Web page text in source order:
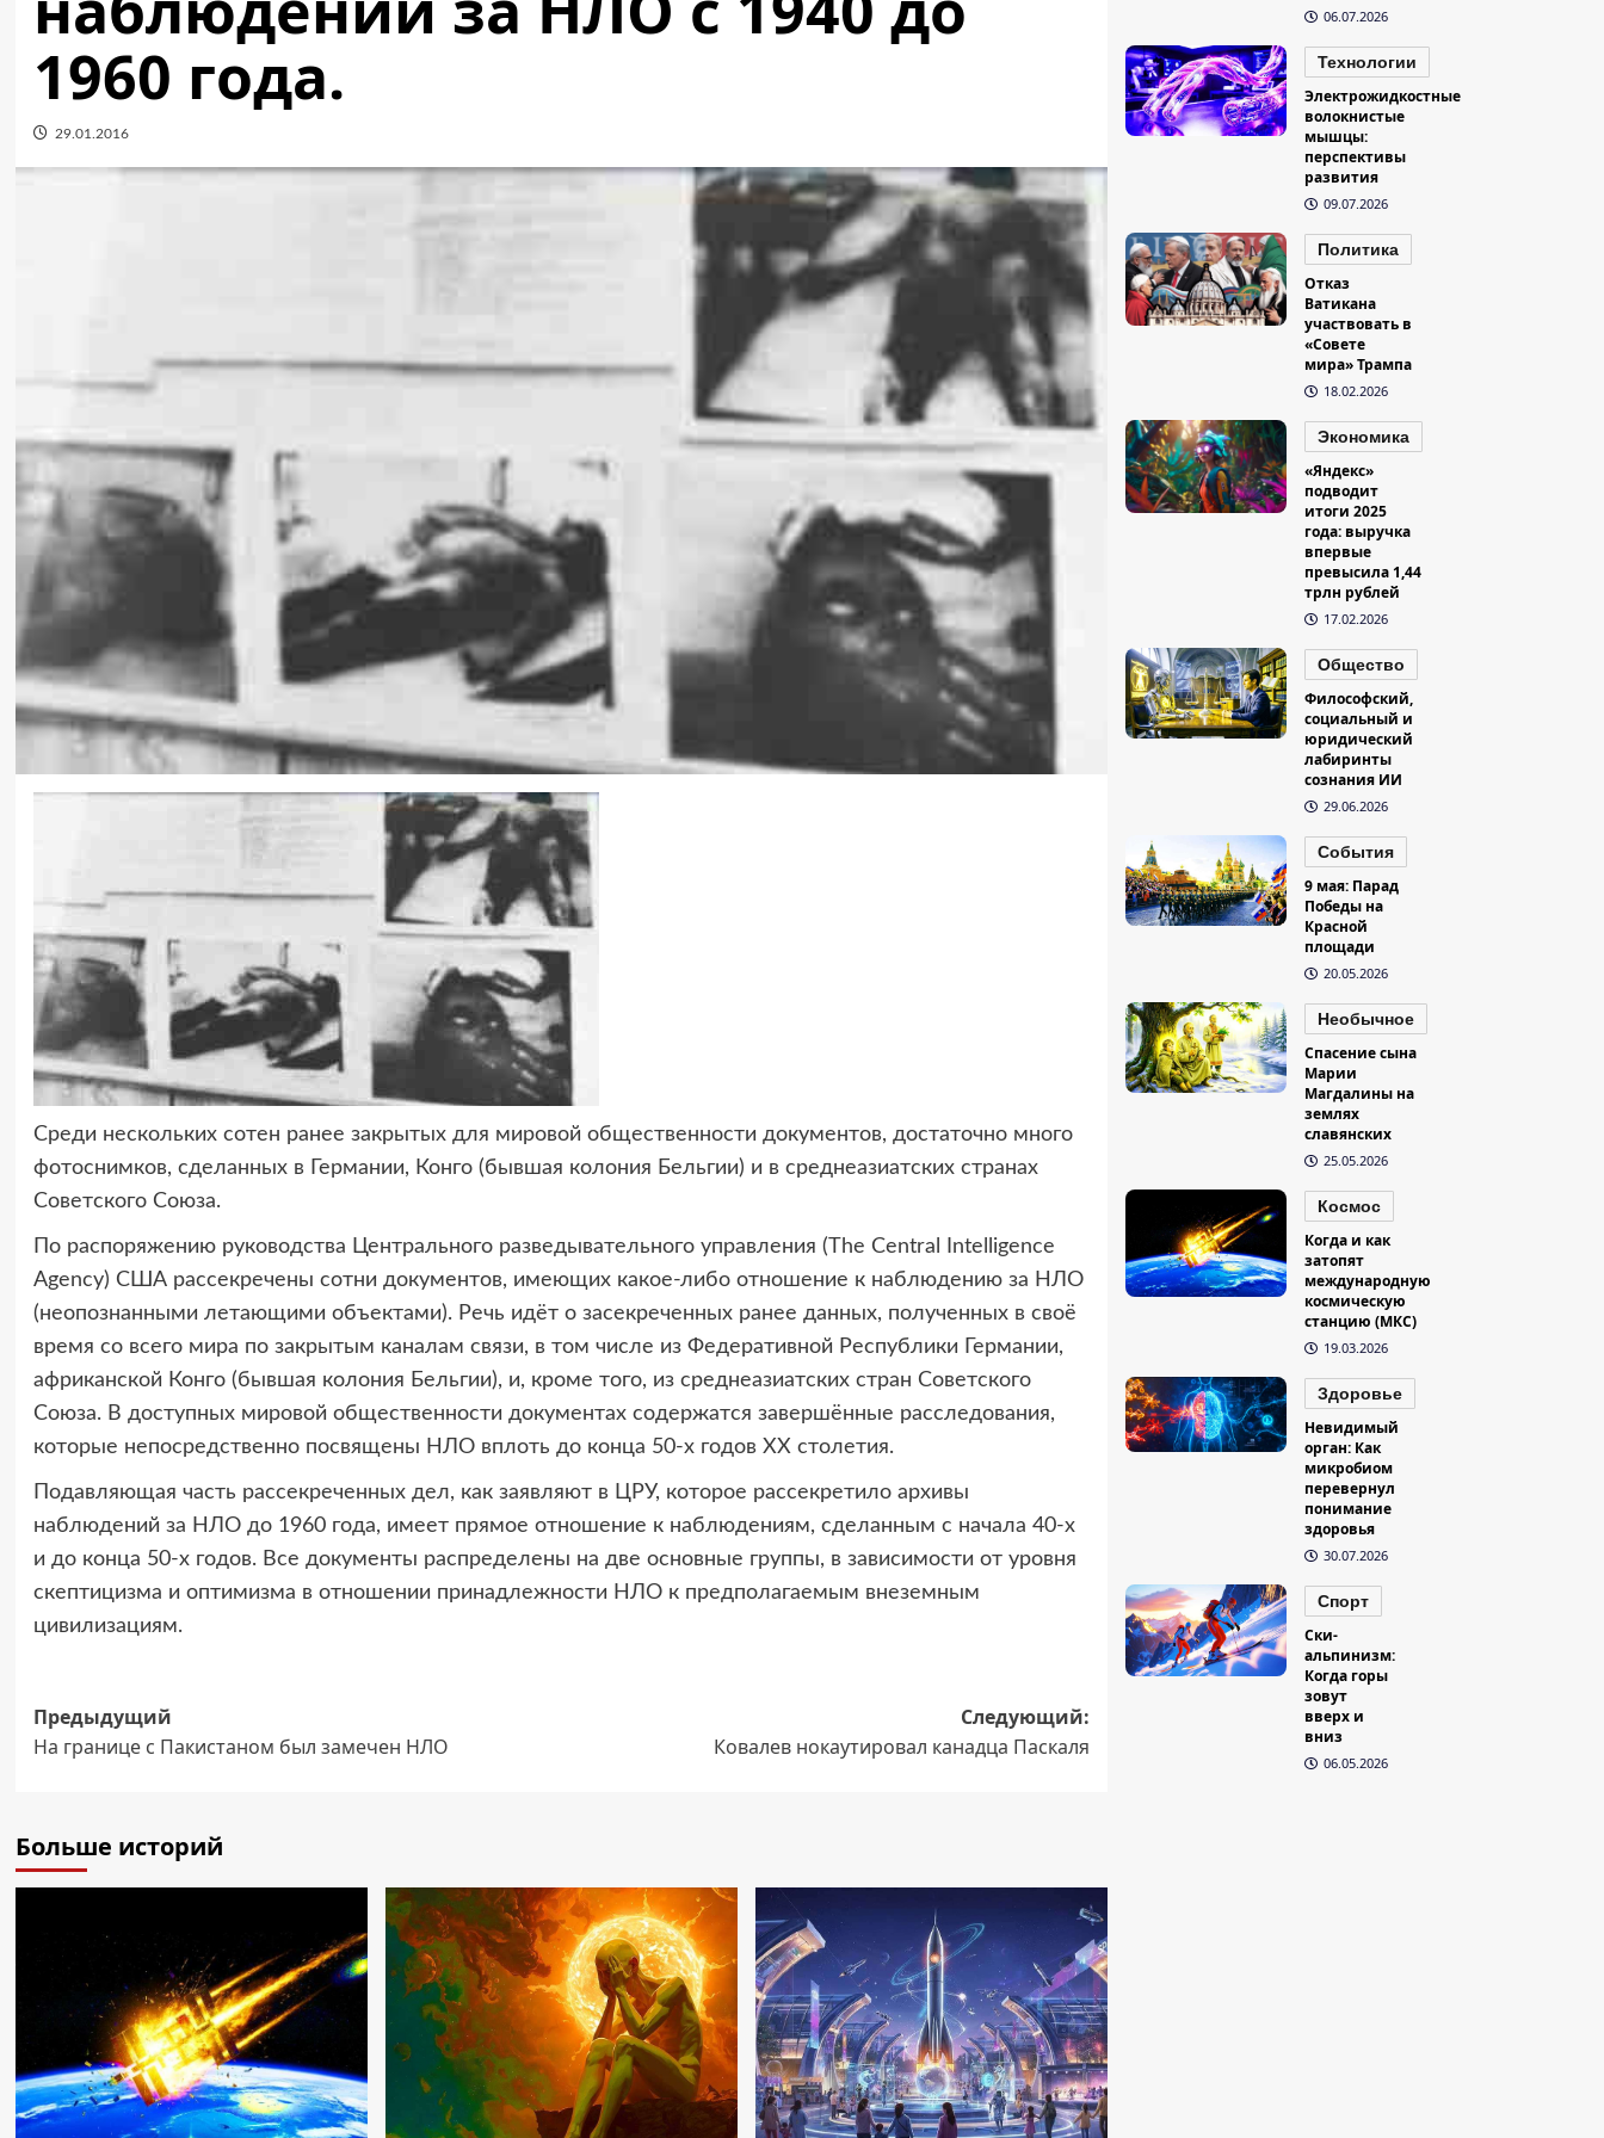
1960 года.
29.01.2016
Среди нескольких сотен ранее закрытых для мировой общественности документов, достаточно много
фотоснимков, сделанных в Германии, Конго (бывшая колония Бельгии) и в среднеазиатских странах
Советского Союза.
По распоряжению руководства Центрального разведывательного управления (The Central Intelligence
Agency) США рассекречены сотни документов, имеющих какое-либо отношение к наблюдению за НЛО
(неопознанными летающими объектами). Речь идёт о засекреченных ранее данных, полученных в своё
время со всего мира по закрытым каналам связи, в том числе из Федеративной Республики Германии,
африканской Конго (бывшая колония Бельгии), и, кроме того, из среднеазиатских стран Советского
Союза. В доступных мировой общественности документах содержатся завершённые расследования,
которые непосредственно посвящены НЛО вплоть до конца 50-х годов ХХ столетия.
Подавляющая часть рассекреченных дел, как заявляют в ЦРУ, которое рассекретило архивы
наблюдений за НЛО до 1960 года, имеет прямое отношение к наблюдениям, сделанным с начала 40-х
и до конца 50-х годов. Все документы распределены на две основные группы, в зависимости от уровня
скептицизма и оптимизма в отношении принадлежности НЛО к предполагаемым внеземным
цивилизациям.
Навигация
записи
Предыдущий
На границе с Пакистаном был замечен НЛО
Следующий:
Ковалев нокаутировал канадца Паскаля
Больше историй
06.07.2026
Технологии
Электрожидкостные
волокнистые
мышцы:
перспективы
развития
09.07.2026
Политика
Отказ
Ватикана
участвовать в
«Совете
мира» Трампа
18.02.2026
Экономика
«Яндекс»
подводит
итоги 2025
года: выручка
впервые
превысила 1,44
трлн рублей
17.02.2026
Общество
Философский,
социальный и
юридический
лабиринты
сознания ИИ
29.06.2026
События
9 мая: Парад
Победы на
Красной
площади
20.05.2026
Необычное
Спасение сына
Марии
Магдалины на
землях
славянских
25.05.2026
Космос
Когда и как
затопят
международную
космическую
станцию (МКС)
19.03.2026
Здоровье
Невидимый
орган: Как
микробиом
перевернул
понимание
здоровья
30.07.2026
Спорт
Ски-
альпинизм:
Когда горы
зовут
вверх и
вниз
06.05.2026